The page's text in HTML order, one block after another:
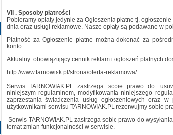
VII . Sposoby płatności
Pobieramy opłaty jedynie za Ogłoszenia płatne tj.
dnia oraz usługi reklamowe. Nasze opłaty są podawane w
Płatność za Ogłoszenie płatne można dokonać za
konto.
Aktualny obowiązujący cennik reklam i ogłoszeń płatnych
http://www.tarnowiak.pl/strona/oferta-reklamowa/ .
Serwis TARNOWIAK.PL zastrzega sobie prawo do:
niniejszym regulaminem, modyfikowania niniejszego
zaprzestania świadczenia usług ogłoszeniowych oraz
użytkownikami serwisu TARNOWIAK.PL rezerwujmy sobie
Serwis TARNOWIAK.PL zastrzega sobie prawo do
temat zmian funkcjonalności w serwisie.